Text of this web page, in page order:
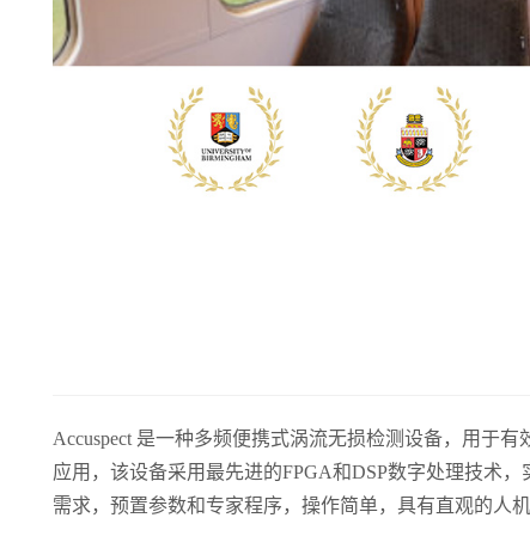
Accuspect 是一种多频便携式涡流无损检测设备，用于
应用，该设备采用最先进的FPGA和DSP数字处理技术
需求，预置参数和专家程序，操作简单，具有直观的人